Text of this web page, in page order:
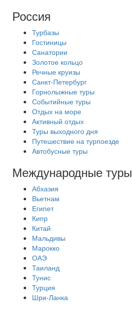
Россия
Турбазы
Гостиницы
Санатории
Золотое кольцо
Речные круизы
Санкт-Петербург
Горнолыжные туры
Событийные туры
Отдых на море
Активный отдых
Туры выходного дня
Путешествие на турпоезде
Автобусные туры
Международные туры
Абхазия
Вьетнам
Египет
Кипр
Китай
Мальдивы
Марокко
ОАЭ
Таиланд
Тунис
Турция
Шри-Ланка